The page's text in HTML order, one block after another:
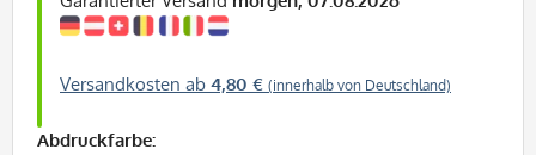
Versandkosten ab 4,80 € (innerhalb von Deutschland)
Abdruckfarbe: